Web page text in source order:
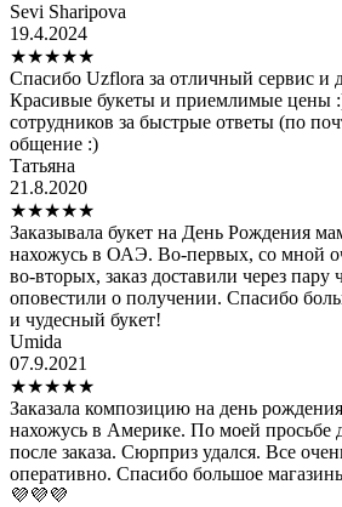
Sevi Sharipova
19.4.2024
★★★★★
Спасибо Uzflora за отличный сервис и
Красивые букеты и приемлимые цены
сотрудников за быстрые ответы (по
общение :)
Татьяна
21.8.2020
★★★★★
Заказывала букет на День Рождения
нахожусь в ОАЭ. Во-первых, со мной
во-вторых, заказ доставили через пару
оповестили о получении. Спасибо
и чудесный букет!
Umida
07.9.2021
★★★★★
Заказала композицию на день
нахожусь в Америке. По моей просьбе
после заказа. Сюрприз удался. Все
оперативно. Спасибо большое
💜💜💜